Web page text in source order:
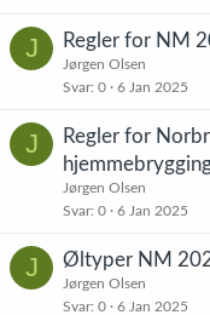
J Regler for NM
Jørgen Olsen
Svar 0 6 Jan 2025
J
Regler for
Jørgen Olsen
Svar 0 6 Jan 2025
J Øltyper NM
Jørgen Olsen
Svar 0 6 Jan 2025